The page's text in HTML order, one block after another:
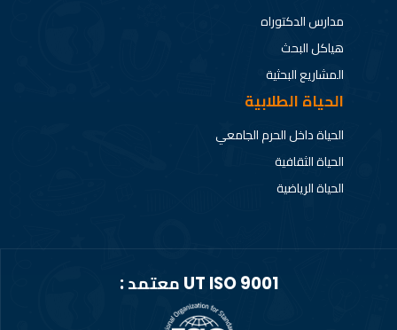
مدارس الدكتوراه
هياكل البحث
المشاريع البحثية
الحياة الطلابية
الحياة داخل الحرم الجامعي
الحياة الثقافية
الحياة الرياضية
UT ISO 9001 معتمد :